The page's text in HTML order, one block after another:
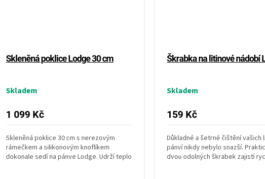
Skleněná poklice Lodge 30 cm
Skladem
1 099 Kč
Skleněná poklice 30 cm s nerezovým
rámečkem a silikonovým knoflíkem
dokonale sedí na pánve Lodge. Udrží teplo
Škrabka na litinové nádobí
Skladem
159 Kč
Důkladné a šetrné čištění vašich
pánví nikdy nebylo snazší.
dvou odolných škrabek zajistí